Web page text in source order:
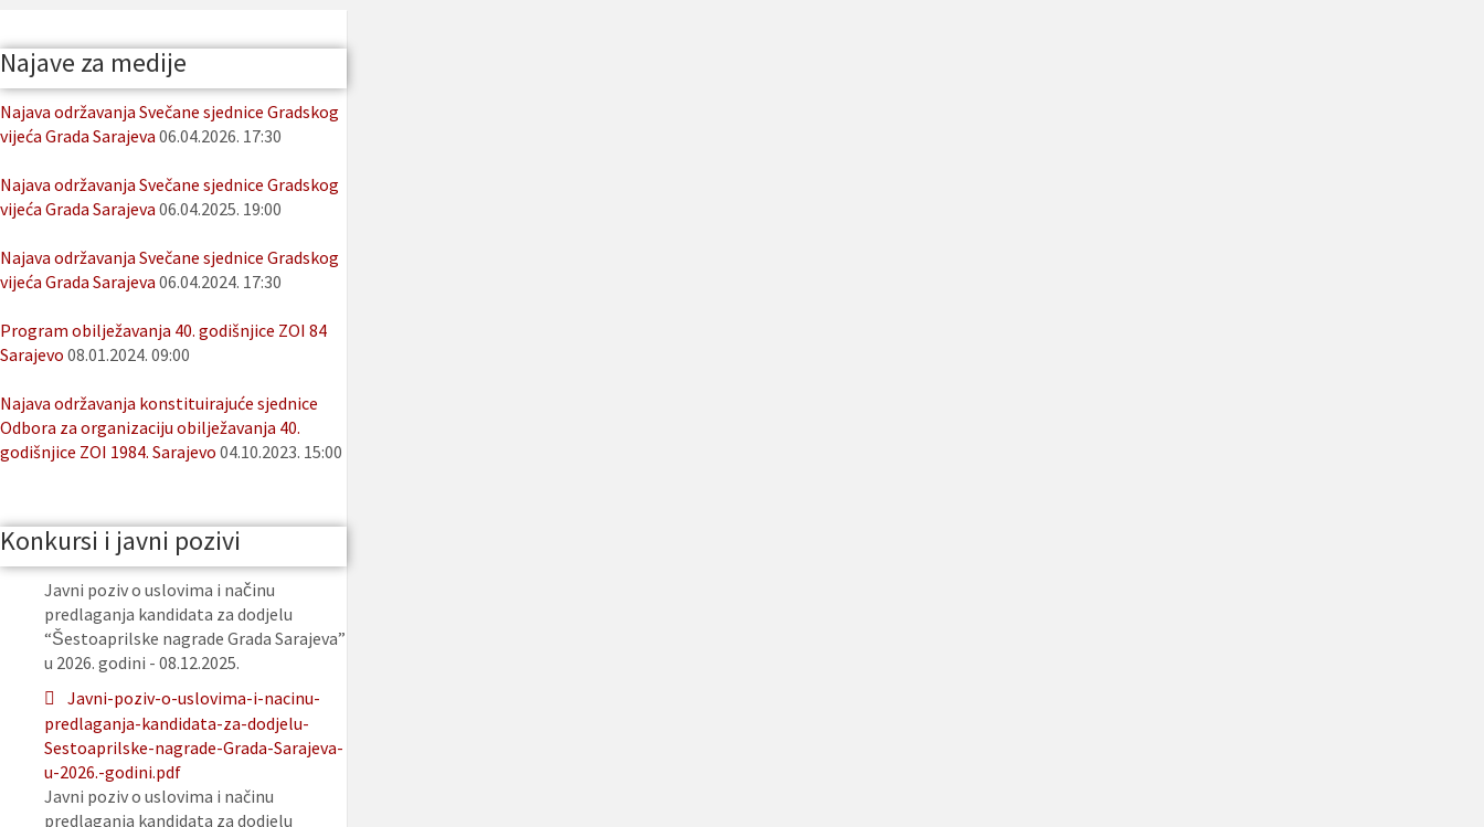
Najave za medije
Najava održavanja Svečane sjednice Gradskog
vijeća Grada Sarajeva 06.04.2026. 17:30
Najava održavanja Svečane sjednice Gradskog
vijeća Grada Sarajeva 06.04.2025. 19:00
Najava održavanja Svečane sjednice Gradskog
vijeća Grada Sarajeva 06.04.2024. 17:30
Program obilježavanja 40. godišnjice ZOI 84
Sarajevo 08.01.2024. 09:00
Najava održavanja konstituirajuće sjednice
Odbora za organizaciju obilježavanja 40.
godišnjice ZOI 1984. Sarajevo 04.10.2023. 15:00
Konkursi i javni pozivi
Javni poziv o uslovima i načinu
predlaganja kandidata za dodjelu
“Šestoaprilske nagrade Grada Sarajeva”
u 2026. godini - 08.12.2025.
Javni-poziv-o-uslovima-i-nacinu-
predlaganja-kandidata-za-dodjelu-
Sestoaprilske-nagrade-Grada-Sarajeva-
u-2026.-godini.pdf
Javni poziv o uslovima i načinu
predlaganja kandidata za dodjelu